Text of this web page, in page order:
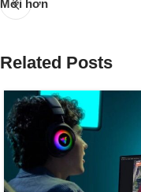
Mới hơn
Related Posts